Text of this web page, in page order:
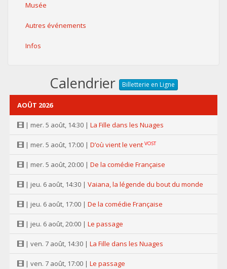
Musée
Autres événements
Infos
Calendrier Billetterie en Ligne
AOÛT 2026
| mer. 5 août, 14:30 | La Fille dans les Nuages
| mer. 5 août, 17:00 | D’où vient le vent VOST
| mer. 5 août, 20:00 | De la comédie Française
| jeu. 6 août, 14:30 | Vaiana, la légende du bout du monde
| jeu. 6 août, 17:00 | De la comédie Française
| jeu. 6 août, 20:00 | Le passage
| ven. 7 août, 14:30 | La Fille dans les Nuages
| ven. 7 août, 17:00 | Le passage